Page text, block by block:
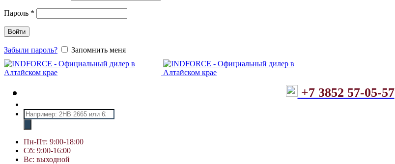
Пароль *
Войти
Забыли пароль? Запомнить меня
+7 3852 57-05-57
Поиск
товаров
Пн-Пт: 9:00-18:00
Сб: 9:00-16:00
Вс: выходной